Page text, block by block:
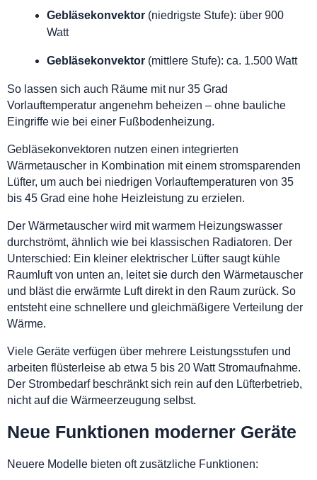
Gebläsekonvektor (niedrigste Stufe): über 900
Watt
Gebläsekonvektor (mittlere Stufe): ca. 1.500 Watt
So lassen sich auch Räume mit nur 35 Grad
Vorlauftemperatur angenehm beheizen – ohne bauliche
Eingriffe wie bei einer Fußbodenheizung.
Gebläsekonvektoren nutzen einen integrierten
Wärmetauscher in Kombination mit einem stromsparenden
Lüfter, um auch bei niedrigen Vorlauftemperaturen von 35
bis 45 Grad eine hohe Heizleistung zu erzielen.
Der Wärmetauscher wird mit warmem Heizungswasser
durchströmt, ähnlich wie bei klassischen Radiatoren. Der
Unterschied: Ein kleiner elektrischer Lüfter saugt kühle
Raumluft von unten an, leitet sie durch den Wärmetauscher
und bläst die erwärmte Luft direkt in den Raum zurück. So
entsteht eine schnellere und gleichmäßigere Verteilung der
Wärme.
Viele Geräte verfügen über mehrere Leistungsstufen und
arbeiten flüsterleise ab etwa 5 bis 20 Watt Stromaufnahme.
Der Strombedarf beschränkt sich rein auf den Lüfterbetrieb,
nicht auf die Wärmeerzeugung selbst.
Neue Funktionen moderner Geräte
Neuere Modelle bieten oft zusätzliche Funktionen: